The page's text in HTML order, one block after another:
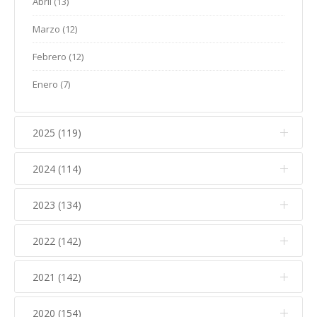
Marzo (12)
Febrero (12)
Enero (7)
2025 (119)
Diciembre (12)
Noviembre (17)
Octubre (15)
Septiembre (5)
Agosto (5)
Julio (10)
2024 (114)
Diciembre (10)
Noviembre (14)
Octubre (16)
Septiembre (7)
2023 (134)
Diciembre (11)
Noviembre (12)
Octubre (17)
2022 (142)
Diciembre (15)
Noviembre (15)
2021 (142)
2020 (154)